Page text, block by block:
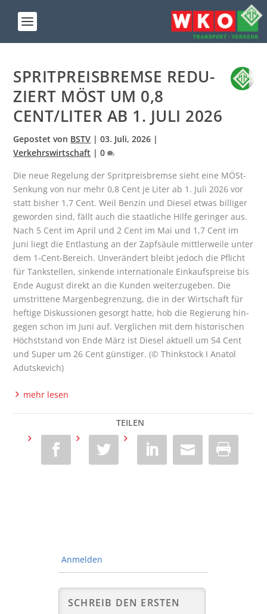
SPRIT­PREIS­BREM­SE REDU­
ZIERT MÖST UM 0,8
CENT/LITER AB 1. JULI 2026
Gepostet von BSTV |03. Juli, 2026 |
Verkehrswirtschaft |0
Die neue Rege­lung der Sprit­preis­brem­se sieht eine MÖSt-
Sen­kung von nur mehr 0,8 Cent je Liter ab 1. Juli 2026 vor
statt bis­her 1,7 Cent. Weil Ben­zin und Die­sel etwas bil­li­ger
gewor­den sind, fällt auch die staat­li­che Hil­fe gerin­ger aus.
Nach 5 Cent im April und 2 Cent im Mai und 1,7 Cent im
Juni liegt die Ent­las­tung an der Zapf­säu­le mitt­ler­wei­le unter
dem 1‑Cent-Bereich. Unver­än­dert bleibt jedoch die Pflicht
für Tank­stel­len, sin­ken­de inter­na­tio­na­le Ein­kaufs­prei­se bis
Ende August direkt an die Kun­den wei­ter­zu­ge­ben. Die
umstrit­te­ne Mar­gen­be­gren­zung, die in der Wirt­schaft für
hef­ti­ge Dis­kus­sio­nen gesorgt hat­te, hob die Regie­rung hin­
ge­gen schon im Juni auf. Ver­gli­chen mit dem his­to­ri­schen
Höchst­stand von Ende März ist Die­sel aktu­ell um 54 Cent
und Super um 26 Cent güns­ti­ger. (© Think­stock I Ana­tol
Adutskevich)
mehr lesen
TEILEN
Anmelden